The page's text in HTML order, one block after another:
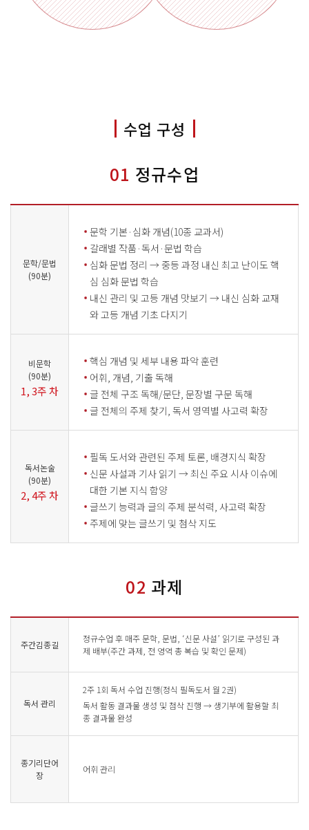
수업 구성
01 정규수업
문학/문법
(90분)
문학 기본·심화 개념(10종 교과서)
갈래별 작품·독서·문법 학습
심화 문법 정리 → 중등 과정 내신 최고 난이도 핵
심 심화 문법 학습
내신 관리 및 고등 개념 맛보기 → 내신 심화 교재
와 고등 개념 기초 다지기
비문학
(90분)
1, 3주 차
핵심 개념 및 세부 내용 파악 훈련
어휘, 개념, 기출 독해
글 전체 구조 독해/문단, 문장별 구문 독해
글 전체의 주제 찾기, 독서 영역별 사고력 확장
독서논술
(90분)
2, 4주 차
필독 도서와 관련된 주제 토론, 배경지식 확장
신문 사설과 기사 읽기 → 최신 주요 시사 이슈에
대한 기본 지식 함양
글쓰기 능력과 글의 주제 분석력, 사고력 확장
주제에 맞는 글쓰기 및 첨삭 지도
02 과제
주간김종길
정규수업 후 매주 문학, 문법, ‘신문 사설’ 읽기로 구성된 과
제 배부(주간 과제, 전 영역 총 복습 및 확인 문제)
독서 관리
2주 1회 독서 수업 진행(정식 필독도서 월 2권)
독서 활동 결과물 생성 및 첨삭 진행 → 생기부에 활용할 최
종 결과물 완성
종기리단어
장
어휘 관리